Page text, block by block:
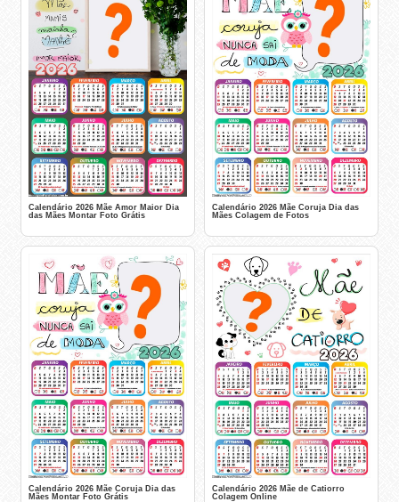
Calendário 2026 Mãe Amor Maior Dia
das Mães Montar Foto Grátis
Calendário 2026 Mãe Coruja Dia das
Mães Colagem de Fotos
Calendário 2026 Mãe Coruja Dia das
Mães Montar Foto Grátis
Calendário 2026 Mãe de Catiorro
Colagem Online